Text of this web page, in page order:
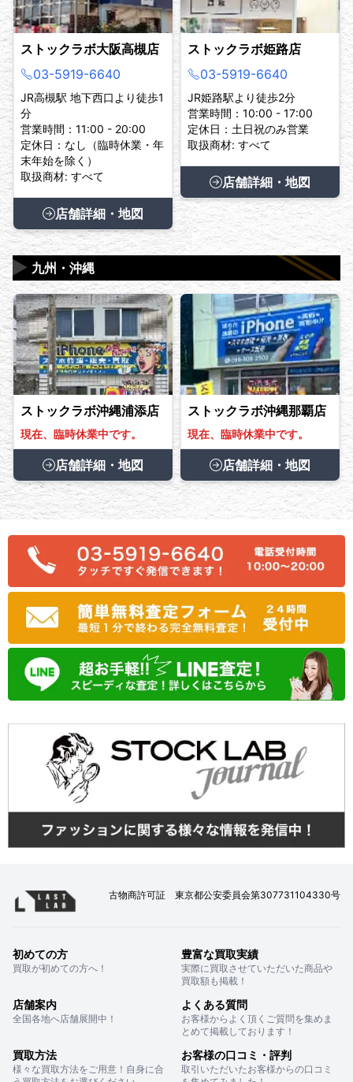
ストックラボ大阪高槻店
03-5919-6640
JR高槻駅 地下西口より徒歩1
分
営業時間：11:00 - 20:00
定休日：なし（臨時休業・年
末年始を除く）
取扱商材: すべて
店舗詳細・地図
ストックラボ姫路店
03-5919-6640
JR姫路駅より徒歩2分
営業時間：10:00 - 17:00
定休日：土日祝のみ営業
取扱商材: すべて
店舗詳細・地図
九州・沖縄
▶
ストックラボ沖縄浦添店
現在、臨時休業中です。
店舗詳細・地図
ストックラボ沖縄那覇店
現在、臨時休業中です。
店舗詳細・地図
古物商許可証 東京都公安委員会第307731104330号
初めての方
買取が初めての方へ！
豊富な買取実績
実際に買取させていただいた商品や
買取額も掲載！
店舗案内
全国各地へ店舗展開中！
よくある質問
お客様からよく頂くご質問を集めま
とめて掲載しております！
買取方法
様々な買取方法をご用意！自身に合
お客様の口コミ・評判
取引いただいたお客様からの口コミ